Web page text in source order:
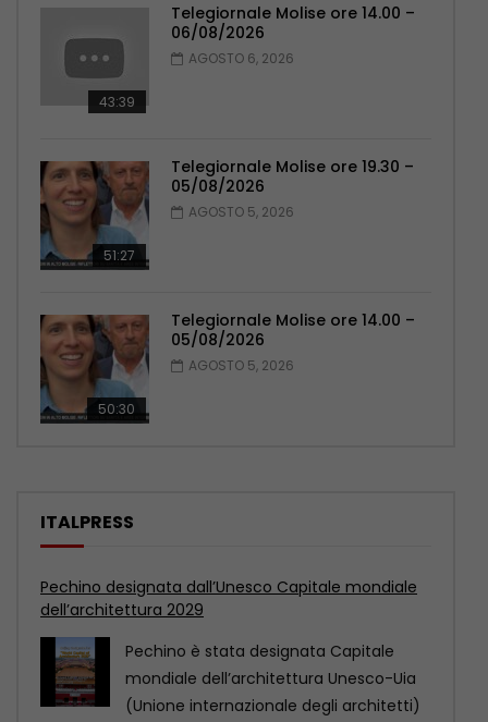
43:39
Telegiornale Molise ore 14.00 –
06/08/2026
AGOSTO 6, 2026
51:27
Telegiornale Molise ore 19.30 –
05/08/2026
AGOSTO 5, 2026
50:30
Telegiornale Molise ore 14.00 –
05/08/2026
AGOSTO 5, 2026
ITALPRESS
Cina: potenza manifatturiera del Paese offre
opportunità a livello globale
La Cina non è soltanto una potenza
manifatturiera, ma anche un
importante mercato di consumo.[...]